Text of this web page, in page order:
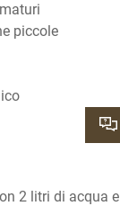
piccole
2 litri di acqua